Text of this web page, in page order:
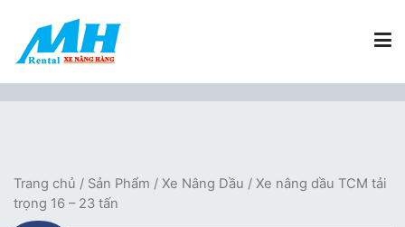
nội
Xe Nâng Hàng MH Rental
Trang chủ / Sản Phẩm / Xe Nâng Dầu / Xe nâng dầu TCM tải
trọng 16 – 23 tấn